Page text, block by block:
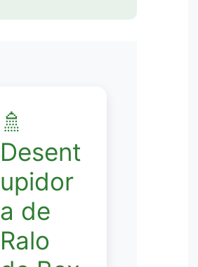
🚿
Desent
upidor
a de
Ralo